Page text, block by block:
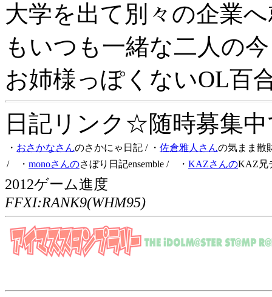
大学を出て別々の企業
もいつも一緒な二人の
お姉様っぽくないOL百
日記リンク☆随時募集
・ おさかなさんのさかにゃ日記 / ・ 佐倉雅人さんの気まま散
/ ・ monoさんのさぼり日記ensemble / ・ KAZさんのKAZ兄
2012ゲーム進度
FFXI:RANK9(WHM95)